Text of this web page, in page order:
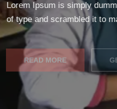
Lorem Ipsum is simply
of type and scrambled it to
READ MORE